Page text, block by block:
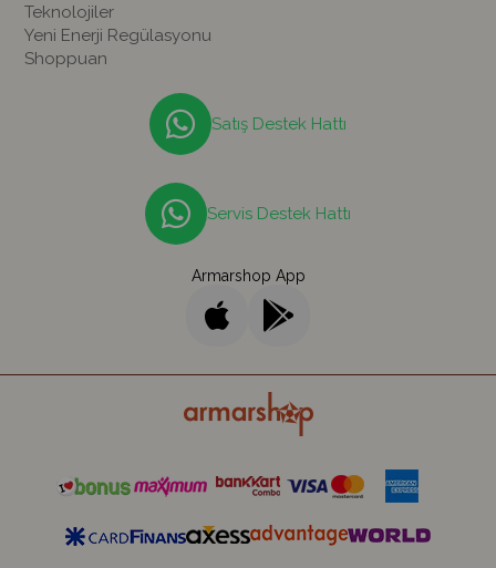
Teknolojiler
Yeni Enerji Regülasyonu
Shoppuan
Satış Destek Hattı
Servis Destek Hattı
Armarshop App